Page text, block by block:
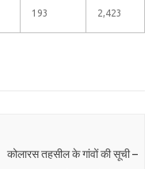
193 2,423
कोलारस तहसील के गांवों की सूची –